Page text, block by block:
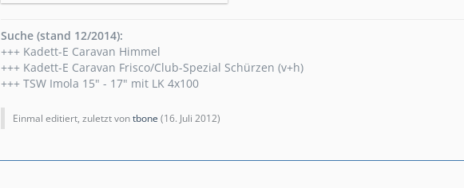
Suche (stand 12/2014):
+++ Kadett-E Caravan Himmel
+++ Kadett-E Caravan Frisco/Club-Spezial Schürzen (v+h)
+++ TSW Imola 15" - 17" mit LK 4x100
Einmal editiert, zuletzt vontbone (16. Juli 2012)